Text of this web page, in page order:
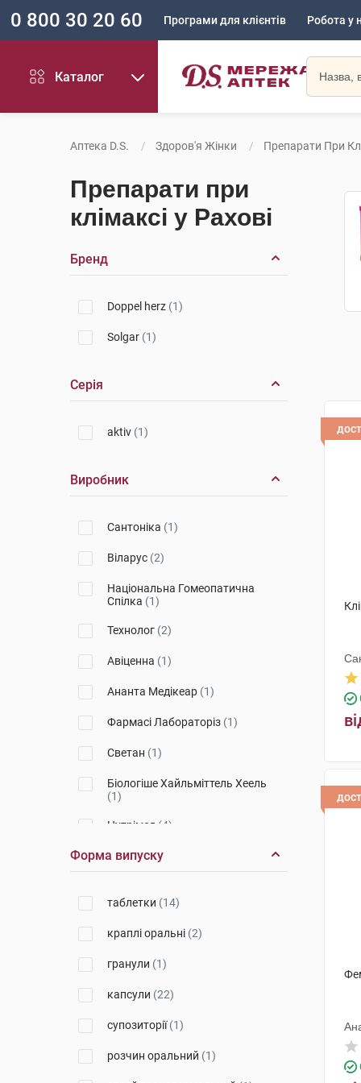
0 800 30 20 60 Програми для клієнтів Робота у
Каталог
Аптека D.S. Здоров'я Жінки Препарати При
Препарати при
клімаксі у Рахові
Бренд
Doppel herz (1)
Solgar (1)
Серія
aktiv (1)
Виробник
Сантоніка (1)
Віларус (2)
Національна Гомеопатична
Спілка (1)
Технолог (2)
Авіценна (1)
Ананта Медікеар (1)
Фармасі Лабораторіз (1)
Светан (1)
Біологіше Хайльміттель Хеель
(1)
Нутрімед (4)
Біонорика
Форма випуску
таблетки (14)
краплі оральні (2)
гранули (1)
капсули (22)
супозиторії(1)
розчин оральний (1)